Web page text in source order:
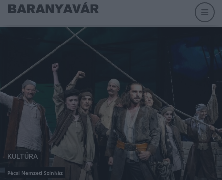
KULTÚRA
Pécsi Nemzeti Színház